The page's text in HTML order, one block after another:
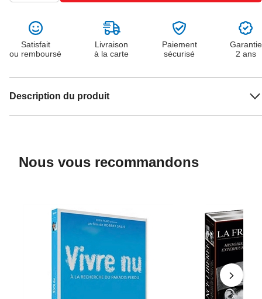
Satisfait
ou remboursé
Livraison
à la carte
Paiement
sécurisé
Garantie
2 ans
Description du produit
Nous vous recommandons